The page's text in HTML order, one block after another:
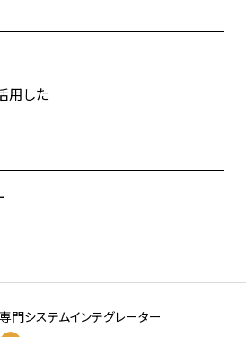
用した
門システムインテグレーター